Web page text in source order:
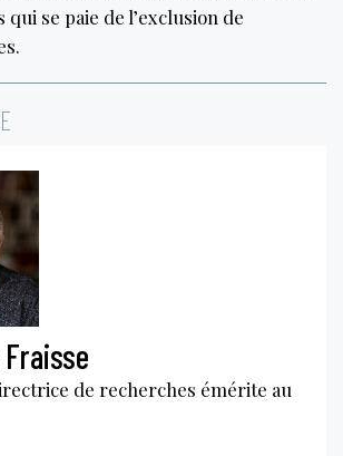
se paie de l’exclusion de
de recherches émérite au